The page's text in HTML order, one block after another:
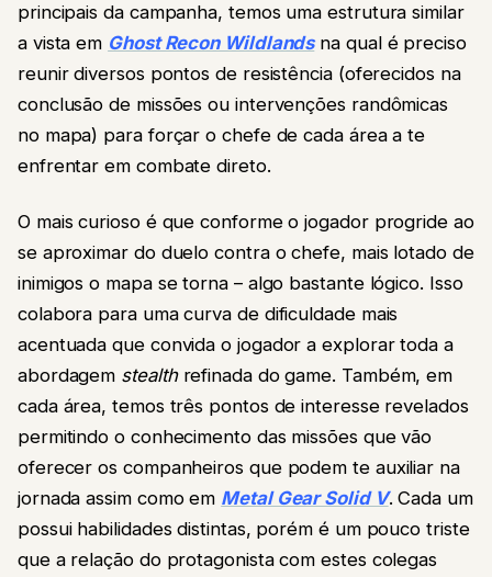
principais da campanha, temos uma estrutura similar
a vista em Ghost Recon Wildlandsna qual é preciso
reunir diversos pontos de resistência (oferecidos na
conclusão de missões ou intervenções randômicas
no mapa) para forçar o chefe de cada área a te
enfrentar em combate direto.
O mais curioso é que conforme o jogador progride ao
se aproximar do duelo contra o chefe, mais lotado de
inimigos o mapa se torna – algo bastante lógico. Isso
colabora para uma curva de dificuldade mais
acentuada que convida o jogador a explorar toda a
abordagem stealth refinada do game. Também, em
cada área, temos três pontos de interesse revelados
permitindo o conhecimento das missões que vão
oferecer os companheiros que podem te auxiliar na
jornada assim como em Metal Gear Solid V. Cada um
possui habilidades distintas, porém é um pouco triste
que a relação do protagonista com estes colegas